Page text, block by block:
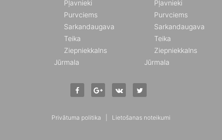
Pļavnieki
Purvciems
Sarkandaugava
Teika
Ziepniekkalns
Jūrmala
Pļavnieki
Purvciems
Sarkandaugava
Teika
Ziepniekkalns
Jūrmala
Privātuma politika Lietošanas noteikumi